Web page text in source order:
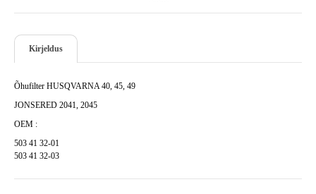
Kirjeldus
Õhufilter HUSQVARNA 40, 45, 49
JONSERED 2041, 2045
OEM :
503 41 32-01
503 41 32-03